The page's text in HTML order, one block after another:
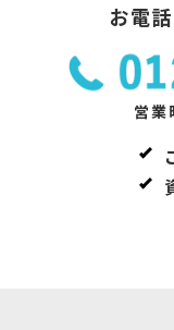
お電
営